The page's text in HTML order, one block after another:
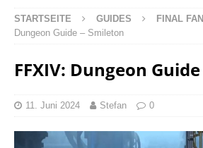
STARTSEITE GUIDES FINAL
Dungeon Guide – Smileton
FFXIV: Dungeon
11. Juni 2024 Stefan 0